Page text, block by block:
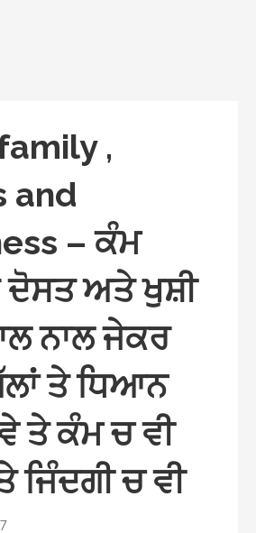
,
and
– ਕੰਮ
ਦੋਸਤ ਅਤੇ ਖੁਸ਼ੀ
ਨਾਲ ਜੇਕਰ
ਤੇ ਧਿਆਨ
ਤੇ ਕੰਮ ਚ ਵੀ
ਜਿੰਦਗੀ ਚ ਵੀ